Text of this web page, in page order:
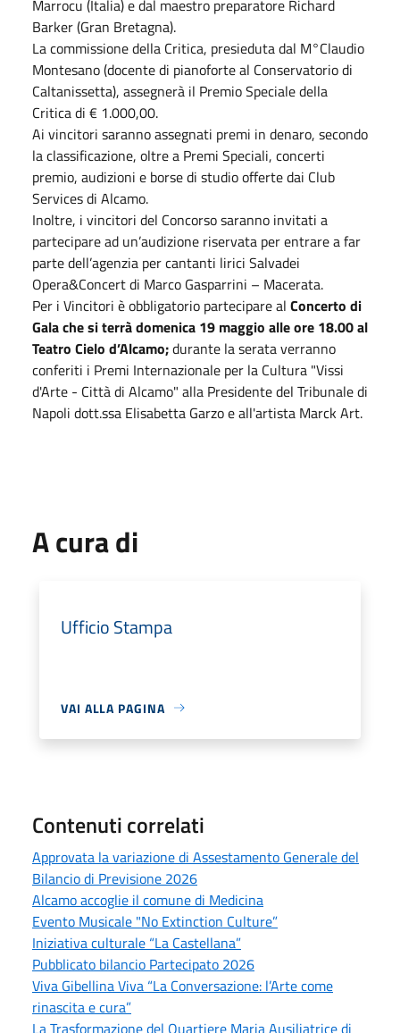
Marrocu (Italia) e dal maestro preparatore Richard
Barker (Gran Bretagna).
La commissione della Critica, presieduta dal M°Claudio
Montesano (docente di pianoforte al Conservatorio di
Caltanissetta), assegnerà il Premio Speciale della
Critica di € 1.000,00.
Ai vincitori saranno assegnati premi in denaro, secondo
la classificazione, oltre a Premi Speciali, concerti
premio, audizioni e borse di studio offerte dai Club
Services di Alcamo.
Inoltre, i vincitori del Concorso saranno invitati a
partecipare ad un’audizione riservata per entrare a far
parte dell’agenzia per cantanti lirici Salvadei
Opera&Concert di Marco Gasparrini – Macerata.
Per i Vincitori è obbligatorio partecipare al Concerto di
Gala che si terràdomenica 19 maggio alle ore 18.00 al
Teatro Cielo d’Alcamo;durante la serata verranno
conferiti i Premi Internazionale per la Cultura "Vissi
d'Arte - Città di Alcamo" alla Presidente del Tribunale di
Napoli dott.ssa Elisabetta Garzo e all'artista Marck Art.
A cura di
Ufficio Stampa
VAI ALLA PAGINA
Contenuti correlati
Approvata la variazione di Assestamento Generale del
Bilancio di Previsione 2026
Alcamo accoglie il comune di Medicina
Evento Musicale "No Extinction Culture”
Iniziativa culturale “La Castellana”
Pubblicato bilancio Partecipato 2026
Viva Gibellina Viva “La Conversazione: l’Arte come
rinascita e cura”
La Trasformazione del Quartiere Maria Ausiliatrice di